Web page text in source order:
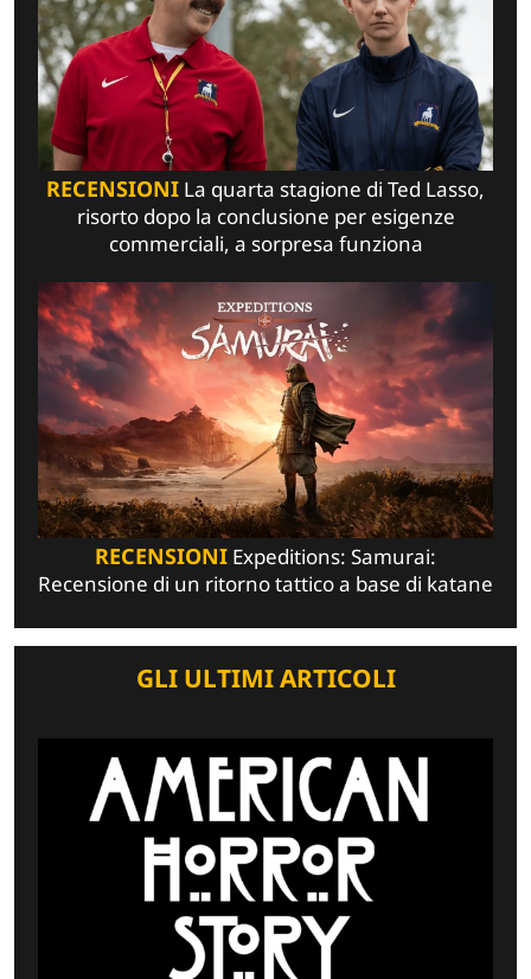
RECENSIONI La quarta stagione di Ted Lasso,
risorto dopo la conclusione per esigenze
commerciali, a sorpresa funziona
RECENSIONI Expeditions: Samurai:
Recensione di un ritorno tattico a base di katane
GLI ULTIMI ARTICOLI